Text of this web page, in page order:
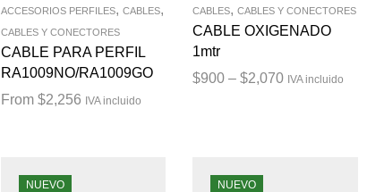
ACCESORIOS PERFILES, CABLES,
CABLES Y CONECTORES
CABLE PARA PERFIL
RA1009NO/RA1009GO
From $2,256 IVA incluido
CABLES,CABLES Y CONECTORES
CABLE OXIGENADO
1mtr
$900 – $2,070 IVA incluido
NUEVO NUEVO